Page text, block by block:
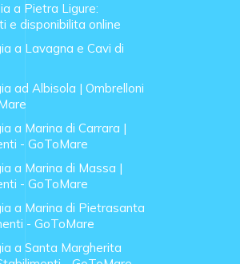
a Pietra Ligure:
e disponibilita online
a Lavagna e Cavi di
ad Albisola | Ombrelloni
a Marina di Carrara |
- GoToMare
a Marina di Massa |
- GoToMare
a Marina di Pietrasanta
- GoToMare
a Santa Margherita